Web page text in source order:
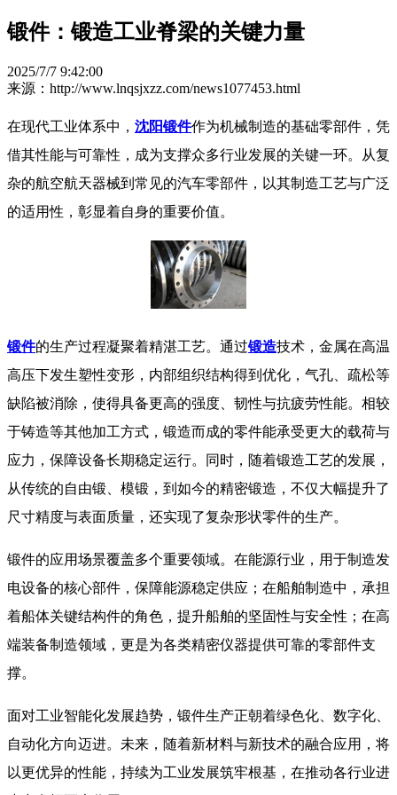
锻件：锻造工业脊梁的关键力量
2025/7/7 9:42:00
来源：http://www.lnqsjxzz.com/news1077453.html
在现代工业体系中， 沈阳锻件作为机械制造的基础零部件，凭
借其性能与可靠性，成为支撑众多行业发展的关键一环。从复
杂的航空航天器械到常见的汽车零部件，以其制造工艺与广泛
的适用性，彰显着自身的重要价值。​
锻件的生产过程凝聚着精湛工艺。通过锻造技术，金属在高温
高压下发生塑性变形，内部组织结构得到优化，气孔、疏松等
缺陷被消除，使得具备更高的强度、韧性与抗疲劳性能。相较
于铸造等其他加工方式，锻造而成的零件能承受更大的载荷与
应力，保障设备长期稳定运行。同时，随着锻造工艺的发展，
从传统的自由锻、模锻，到如今的精密锻造，不仅大幅提升了
尺寸精度与表面质量，还实现了复杂形状零件的生产。
​ 锻件的应用场景覆盖多个重要领域。在能源行业，用于制造发
电设备的核心部件，保障能源稳定供应；在船舶制造中，承担
着船体关键结构件的角色，提升船舶的坚固性与安全性；在高
端装备制造领域，更是为各类精密仪器提供可靠的零部件支
撑。​
面对工业智能化发展趋势，锻件生产正朝着绿色化、数字化、
自动化方向迈进。未来，随着新材料与新技术的融合应用，将
以更优异的性能，持续为工业发展筑牢根基，在推动各行业进